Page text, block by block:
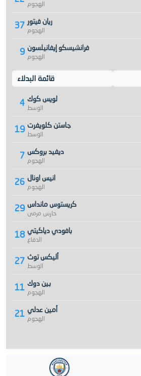
الهجوم
37 ريان فيتور
الهجوم
9 فرانشيسكو إيفانيلسون
الهجوم
قائمة البدلاء
4 لويس كوك
الوسط
19 جاستن كلويفرت
الوسط
7 ديفيد بروكس
الهجوم
26 انيس اونال
الهجوم
29 كريستوس مانداس
حارس مرمى
18 بافودي دياكيتي
الدفاع
27 أليكس توث
الوسط
11 بين دوك
الهجوم
21 أمين عدلي
الهجوم